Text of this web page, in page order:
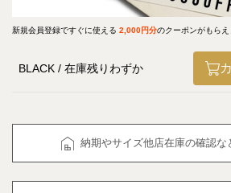
新規会員登録ですぐに使える 2,000円分のクーポンがもらえ
BLACK 在庫残りわずか
納期やサイズ他店在庫の確認な